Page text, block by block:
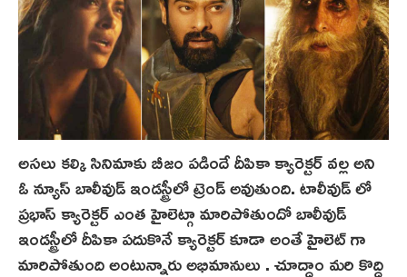
అసలు కల్కి సినిమాకు బీజం పడిందే దీపికా క్యారెక్టర్ వల్ల అని
ఓ న్యూస్ బాలీవుడ్ ఇండస్ట్రీలో ట్రెండ్ అవుతుంది. టాలీవుడ్ లో
ప్రభాస్ క్యారెక్టర్ ఎంత హైలెట్గా మారిపోతుందో బాలీవుడ్
ఇండస్ట్రీలో దీపికా పదుకొనే క్యారెక్టర్ కూడా అంతే హైలెట్ గా
మారిపోతుంది అంటున్నారు అభిమానులు . చూద్దాం మరి కొద్ది